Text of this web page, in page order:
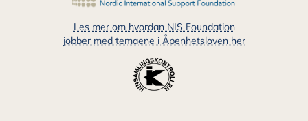
Les mer om hvordan NIS Foundation
jobber med temaene i Åpenhetsloven her